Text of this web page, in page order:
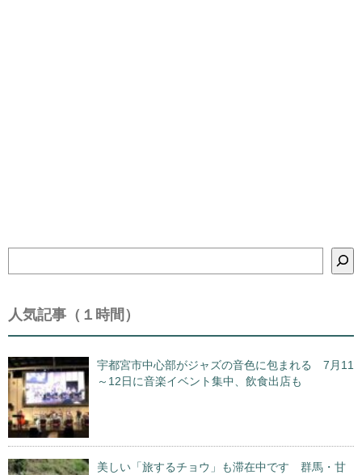
索
人気記事（１時間）
宇都宮市中心部がジャズの音色に包まれる 7月11
～12日に音楽イベント集中、飲食出店も
美しい「旅するチョウ」も滞在中です 群馬・甘